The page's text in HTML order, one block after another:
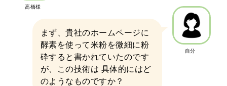
高橋様
自分
まず、貴社のホームページに
酵素を使って米粉を微細に粉
砕すると書かれていたのです
が、この技術は 具体的にはど
のようなものですか？